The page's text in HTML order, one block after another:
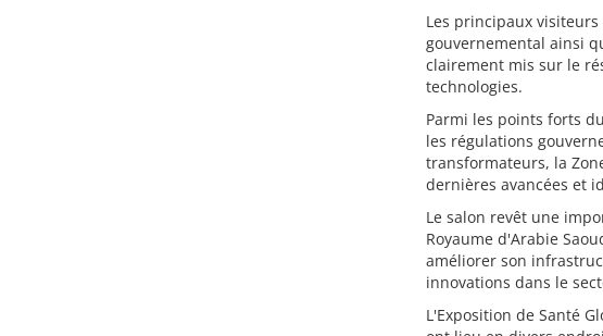
Les principaux
gouvernemental ainsi
clairement mis sur le
technologies.
Parmi les points forts
les régulations
transformateurs, la
dernières avancées et
Le salon revêt une
Royaume d'Arabie
améliorer son
innovations dans le
L'Exposition de Santé